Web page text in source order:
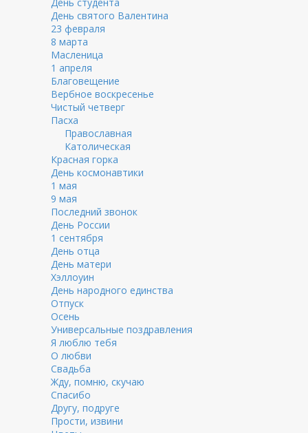
День святого Валентина
23 февраля
8 марта
Масленица
1 апреля
Благовещение
Вербное воскресенье
Чистый четверг
Пасха
Православная
Католическая
Красная горка
День космонавтики
1 мая
9 мая
Последний звонок
День России
1 сентября
День отца
День матери
Хэллоуин
День народного единства
Отпуск
Осень
Универсальные поздравления
Я люблю тебя
О любви
Свадьба
Жду, помню, скучаю
Спасибо
Другу, подруге
Прости, извини